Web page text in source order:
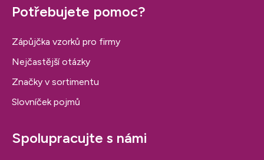
Potřebujete pomoc?
Zápůjčka vzorků pro firmy
Nejčastější otázky
Značky v sortimentu
Slovníček pojmů
Spolupracujte s námi